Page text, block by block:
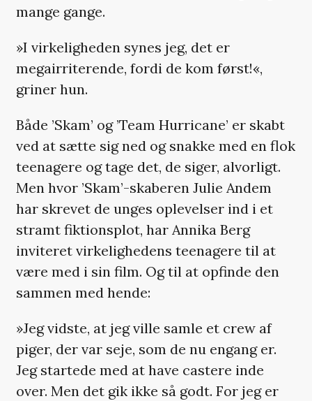
mange gange.
»I virkeligheden synes jeg, det er
megairriterende, fordi de kom først!«,
griner hun.
Både ’Skam’ og ’Team Hurricane’ er skabt
ved at sætte sig ned og snakke med en flok
teenagere og tage det, de siger, alvorligt.
Men hvor ’Skam’-skaberen Julie Andem
har skrevet de unges oplevelser ind i et
stramt fiktionsplot, har Annika Berg
inviteret virkelighedens teenagere til at
være med i sin film. Og til at opfinde den
sammen med hende:
»Jeg vidste, at jeg ville samle et crew af
piger, der var seje, som de nu engang er.
Jeg startede med at have castere inde
over. Men det gik ikke så godt. For jeg er